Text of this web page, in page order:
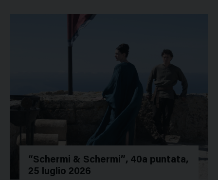
“Schermi & Schermi”, 40a puntata,
25 luglio 2026